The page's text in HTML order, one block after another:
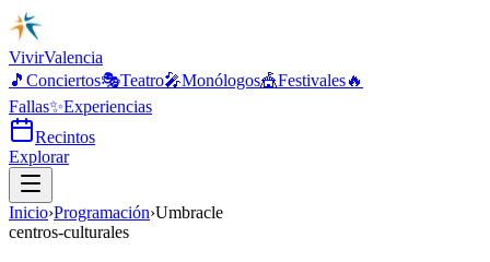
VivirValencia
🎵 Conciertos🎭Teatro🎤Monólogos🎪Festivales🔥
Fallas✨Experiencias
Recintos
Explorar
Inicio›Programación›Umbracle
centros-culturales